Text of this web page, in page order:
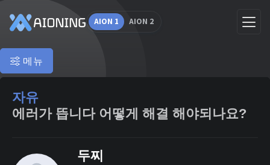
AION 1 AION 2
메뉴
자유
에러가 뜹니다 어떻게 해결 해야되나요?
두찌